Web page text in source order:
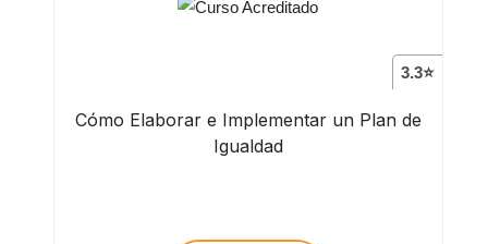
3.3⭐
Cómo Elaborar e Implementar un Plan de
Igualdad